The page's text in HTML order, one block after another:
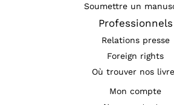
Soumettre un
Professionnels
Relations presse
Foreign rights
Où trouver nos
Mon compte